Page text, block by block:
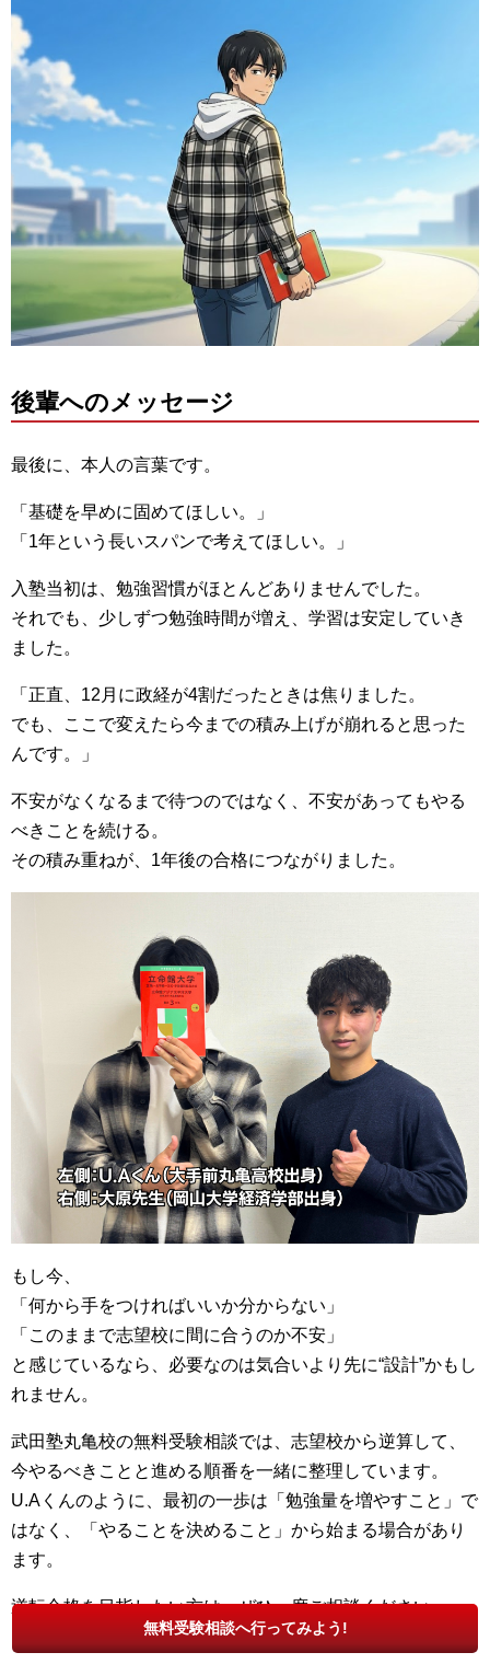
後輩へのメッセージ
最後に、本人の言葉です。
「基礎を早めに固めてほしい。」
「1年という長いスパンで考えてほしい。」
入塾当初は、勉強習慣がほとんどありませんでした。
それでも、少しずつ勉強時間が増え、学習は安定していき
ました。
「正直、12月に政経が4割だったときは焦りました。
でも、ここで変えたら今までの積み上げが崩れると思った
んです。」
不安がなくなるまで待つのではなく、不安があってもやる
べきことを続ける。
その積み重ねが、1年後の合格につながりました。
もし今、
「何から手をつければいいか分からない」
「このままで志望校に間に合うのか不安」
と感じているなら、必要なのは気合いより先に“設計”かもし
れません。
武田塾丸亀校の無料受験相談では、志望校から逆算して、
今やるべきことと進める順番を一緒に整理しています。
U.Aくんのように、最初の一歩は「勉強量を増やすこと」で
はなく、「やることを決めること」から始まる場合があり
ます。
逆転合格を目指したい方は、ぜひ一度ご相談ください。
無料受験相談へ行ってみよう!